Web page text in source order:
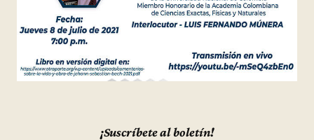
¡Suscríbete al boletín!